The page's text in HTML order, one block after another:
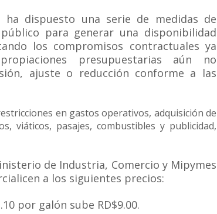
dispuesto una serie de medidas de
para generar una disponibilidad
los compromisos contractuales ya
presupuestarias aún no
ajuste o reducción conforme a las
en gastos operativos, adquisición de
viáticos, pasajes, combustibles y publicidad,
de Industria, Comercio y Mipymes
a los siguientes precios:
por galón sube RD$9.00.